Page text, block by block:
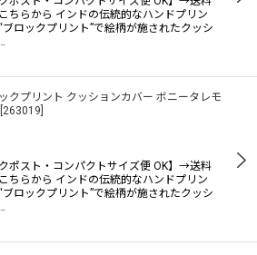
ちらから インドの伝統的なハンドプリン
ブロックプリント”で絵柄が施されたクッシ
クプリント クッションカバー ボニータレモ
263019
クポスト・コンパクトサイズ便 OK】→送料
ちらから インドの伝統的なハンドプリン
ブロックプリント”で絵柄が施されたクッシ